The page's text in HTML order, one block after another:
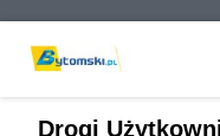
Drogi